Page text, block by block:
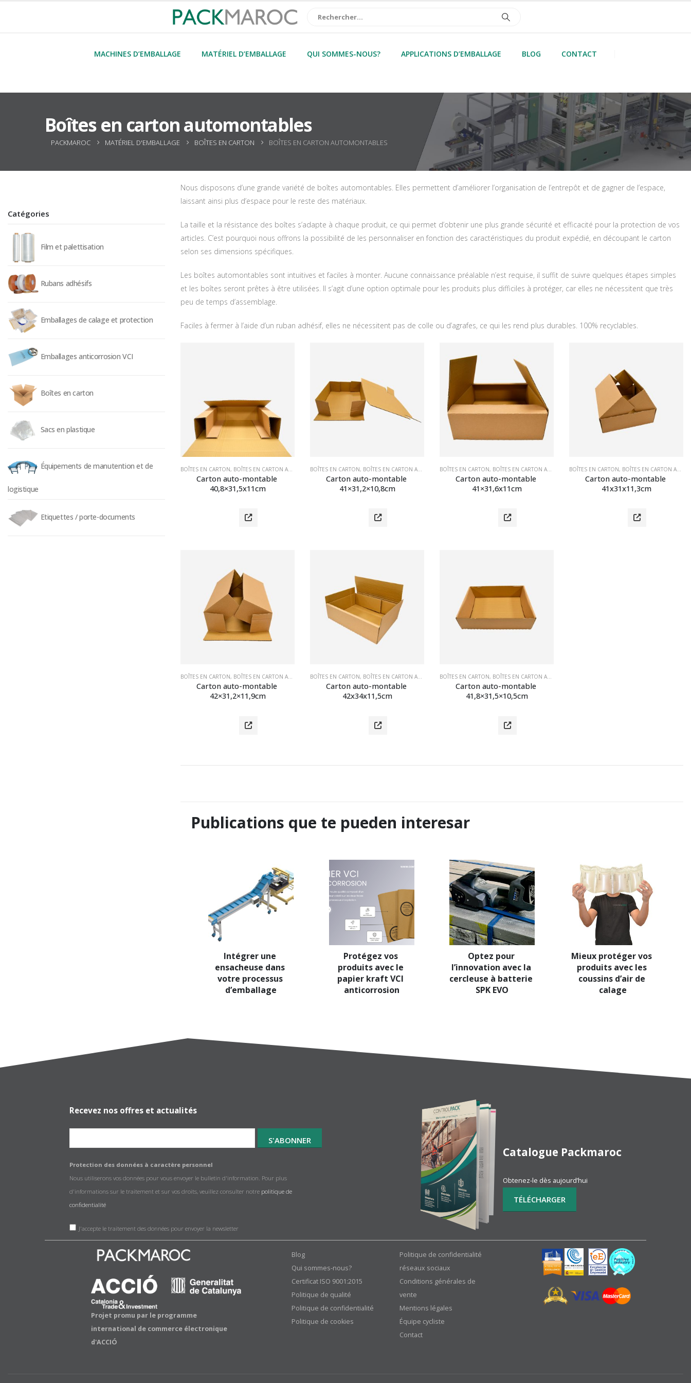
MACHINES D’EMBALLAGE MATÉRIEL D’EMBALLAGE QUI SOMMES-NOUS? APPLICATIONS D’EMBALLAGE BLOG CONTACT
Boîtes en carton automontables
PACKMAROC MATÉRIEL D'EMBALLAGE BOÎTES EN CARTON BOÎTES EN CARTON AUTOMONTABLES
Nous disposons d’une grande variété de boîtes automontables. Elles permettent d’améliorer l’organisation de l’entrepôt et de gagner de l’espace,
laissant ainsi plus d’espace pour le reste des matériaux.
La taille et la résistance des boîtes s’adapte à chaque produit, ce qui permet d’obtenir une plus grande sécurité et efficacité pour la protection de vos
articles. C’est pourquoi nous offrons la possibilité de les personnaliser en fonction des caractéristiques du produit expédié, en découpant le carton
selon ses dimensions spécifiques.
Les boîtes automontables sont intuitives et faciles à monter. Aucune connaissance préalable n’est requise, il suffit de suivre quelques étapes simples
et les boîtes seront prêtes à être utilisées. Il s’agit d’une option optimale pour les produits plus difficiles à protéger, car elles ne nécessitent que très
peu de temps d’assemblage.
Faciles à fermer à l’aide d’un ruban adhésif, elles ne nécessitent pas de colle ou d’agrafes, ce qui les rend plus durables. 100% recyclables.
BOÎTES EN CARTON, BOÎTES EN CARTON AUTOMONTABLES ,MATÉRIEL D'EMBALLAGE
Carton auto-montable
40,8×31,5x11cm
BOÎTES EN CARTON, BOÎTES EN CARTON AUTOMONTABLES ,MATÉRIEL D'EMBALLAGE
Carton auto-montable
41×31,2×10,8cm
BOÎTES EN CARTON, BOÎTES EN CARTON AUTOMONTABLES ,MATÉRIEL D'EMBALLAGE
Carton auto-montable
41×31,6x11cm
BOÎTES EN CARTON, BOÎTES EN CARTON AUTOMONTABLES
Carton auto-montable
41x31x11,3cm
BOÎTES EN CARTON, BOÎTES EN CARTON AUTOMONTABLES ,MATÉRIEL D'EMBALLAGE
Carton auto-montable
42×31,2×11,9cm
BOÎTES EN CARTON, BOÎTES EN CARTON AUTOMONTABLES ,MATÉRIEL D'EMBALLAGE
Carton auto-montable
42x34x11,5cm
BOÎTES EN CARTON, BOÎTES EN CARTON AUTOMONTABLES
Carton auto-montable
41,8×31,5×10,5cm
Publications que te pueden interesar
Intégrer une
ensacheuse dans
votre processus
d’emballage
Protégez vos
produits avec le
papier kraft VCI
anticorrosion
Optez pour
l’innovation avec la
cercleuse à batterie
SPK EVO
Mieux protéger vos
produits avec les
coussins d’air de
calage
Catégories
Film et palettisation
Rubans adhésifs
Emballages de calage et protection
Emballages anticorrosion VCI
Boîtes en carton
Sacs en plastique
Équipements de manutention et de
logistique
Etiquettes / porte-documents
Recevez nos offres et actualités
Protection des données à caractère personnel
Nous utiliserons vos données pour vous envoyer le bulletin d'information. Pour plus
d'informations sur le traitement et sur vos droits, veuillez consulter notre politique de
confidentialité
J'accepte le traitement des données pour envoyer la newsletter
Catalogue Packmaroc
Obtenez-le dès aujourd’hui
Projet promu par le programme
international de commerce électronique
d'ACCIÓ
Blog
Qui sommes-nous?
Certificat ISO 9001:2015
Politique de qualité
Politique de confidentialité
Politique de cookies
Politique de confidentialité
réseaux sociaux
Conditions générales de
vente
Mentions légales
Équipe cycliste
Contact